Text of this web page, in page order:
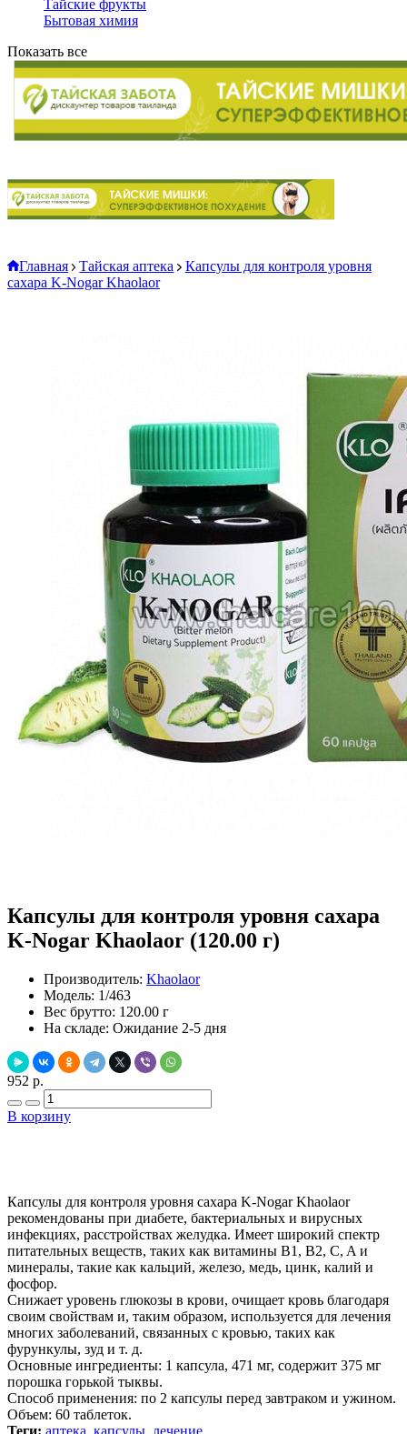
Тайские фрукты
Бытовая химия
Показать все
Главная Тайская аптека
Капсулы для контроля уровня
сахара K-Nogar Khaolaor
Капсулы для контроля уровня сахара
K-Nogar Khaolaor (120.00 г)
Производитель: Khaolaor
Модель: 1/463
Вес брутто: 120.00 г
На складе: Ожидание 2-5 дня
952 р.
В корзину
Капсулы для контроля уровня сахара K-Nogar Khaolaor
рекомендованы при диабете, бактериальных и вирусных
инфекциях, расстройствах желудка. Имеет широкий спектр
питательных веществ, таких как витамины B1, B2, C, A и
минералы, такие как кальций, железо, медь, цинк, калий и
фосфор.
Снижает уровень глюкозы в крови, очищает кровь благодаря
своим свойствам и, таким образом, используется для лечения
многих заболеваний, связанных с кровью, таких как
фурункулы, зуд и т. д.
Основные ингредиенты: 1 капсула, 471 мг, содержит 375 мг
порошка горькой тыквы.
Способ применения: по 2 капсулы перед завтраком и ужином.
Объем: 60 таблеток.
Теги: аптека капсулы лечение